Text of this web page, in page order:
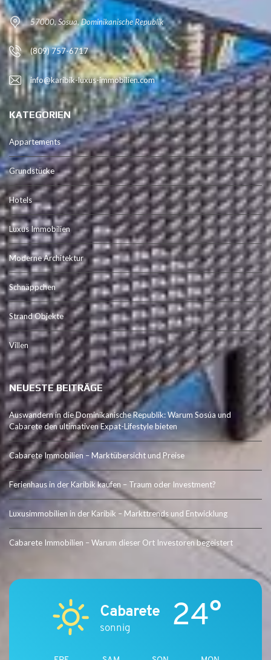
57000, Sosua, Dominikanische Republik
(809) 757-6717
info@karibik-luxus-immobilien.com
KATEGORIEN
Appartements
Grundstücke
Hotels
Luxus Immobilien
Moderne Architektur
Schnäppchen
Strand Objekte
Villen
NEUESTE BEITRÄGE
Auswandern in die Dominikanische Republik: Warum Sosúa und
Cabarete den ultimativen Expat-Lifestyle bieten
Cabarete Immobilien – Marktübersicht und Preise
Ferienhaus in der Karibik kaufen – Traum oder Investment?
Luxusimmobilien in der Karibik – Markttrends und Entwicklung
Cabarete Immobilien – Warum dieser Ort Investoren begeistert
Cabarete
sonnig 24°